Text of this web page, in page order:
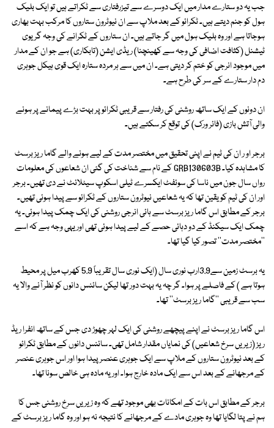
جب یہ دو ستارے مدار میں ایک دوسرے سے تیزرفتاری سے ٹکراتے ہیں تو ایک بلیک
ہول کو جنم دیتے ہیں۔ ٹکرائو کے بعد ملاپ سے ان نیوٹرون ستاروں کا مرکب بہت بھاری
ہوجاتا ہے اور وہ بلیک ہول میں گر جاتے ہیں۔ ان ستاروں کے ٹکرانے کی وجہ گریوی
ٹیشنل (کثافت اضافی کی وجہ سے کھینچنا) ریڈی ایشن (تابکاری) ہے جو ان کے مدار
میں موجود انرجی کو ختم کر دیتی ہے۔ ان میں سے ہر مردہ ستارہ ایک قوی ہیکل جوہری
دم دار ستارے کے سر کی طرح ہے۔
ان دونوں کے ایک ساتھ روشنی کی رفتار سے قریبی ٹکرائو پر بہت بڑے پیمانے پر ہونے
والی آتش بازی (فائر ورک) کی توقع کر سکتے ہیں۔
برجر او ر ان کی ٹیم نے اپنی تحقیق میں مختصر مدت کے لیے ہونے والے گاما ریز برسٹ
کا مشاہدہ کیا۔ GRB130603B کے نام سے شناخت کی گئی ان شعاعوں کی معلومات
رواں سال جون میں ناسا کی سوئفٹ ایکسرے ٹیلی اسکوپ سیٹلائٹ نے دی تھیں۔ برجر
اور ان کی ٹیم کو یقین تھا کہ یہ شعاعیں نیوٹرون ستاروں کے ٹکرائو سے پیدا ہوئی تھیں۔
برجر کے مطابق اس گاما ریز برسٹ سے ہائی انرجی روشنی کی ایک چمک پیدا ہوئی۔ یہ
چمک ایک سیکنڈ کے دو دہائی حصے کے لیے پیدا ہوئی تھی اور یہی وجہ ہے کہ اسے
''مختصر مدت'' تصور کیا گیا تھا۔
یہ برسٹ زمین سے3.9ارب نوری سال (ایک نوری سال تقریباً 5.9 کھرب میل پر محیط
ہوتا ہے ) کے فاصلے پر ہوا۔ گر چہ یہ بہت دور تھا لیکن سائنس دانوں کو نظر آنے والا یہ
سب سے قریبی ''گاما ریز برسٹ'' تھا۔
اس گاما ریز برسٹ نے اپنے پیچھے روشنی کی ایک لہر چھوڑ دی جس کے ساتھ انفرا ریڈ
ریز (زیریں سرخ شعاعیں) کی نمایاں مقدار شامل تھی۔ سائنس دانوں کے مطابق ٹکرائو
کے بعد نیوٹرون ستاروں کے ملاپ سے ایک جوہری عنصر پیدا ہوا اور اس جوہری عنصر
کے مرجھانے کے بعد اس سے ایک مادہ خارج ہوا۔ اور یہ مادہ ہی خالص سونا تھا۔
برجر کے مطابق اس بات کے امکانات بھی موجود تھے کہ وہ زیریں سرخ روشنی جس کا
ہم نے پتا لگایا تھا وہ جوہری مادے کے مرجھانے کا نتیجہ نہ ہو اور وہ گاما ریز برسٹ کے